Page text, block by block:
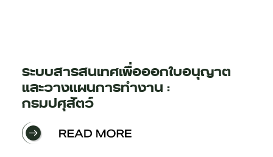
ระบบสารสนเทศเพื่อออกใบอนุญาต
และวางแผนการทำงาน :
กรมปศุสัตว์